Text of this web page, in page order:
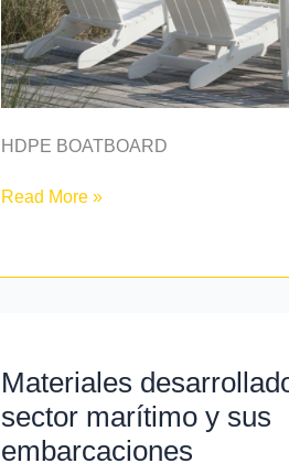
HDPE BOATBOARD
elegantes
con
BOATBOARD
HDPE
Read More »
Materiales
sector marítimo y sus
embarcaciones
Materiales
para
el